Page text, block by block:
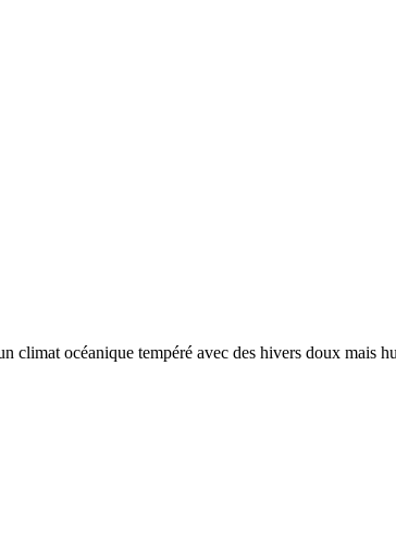
climat océanique tempéré avec des hivers doux mais